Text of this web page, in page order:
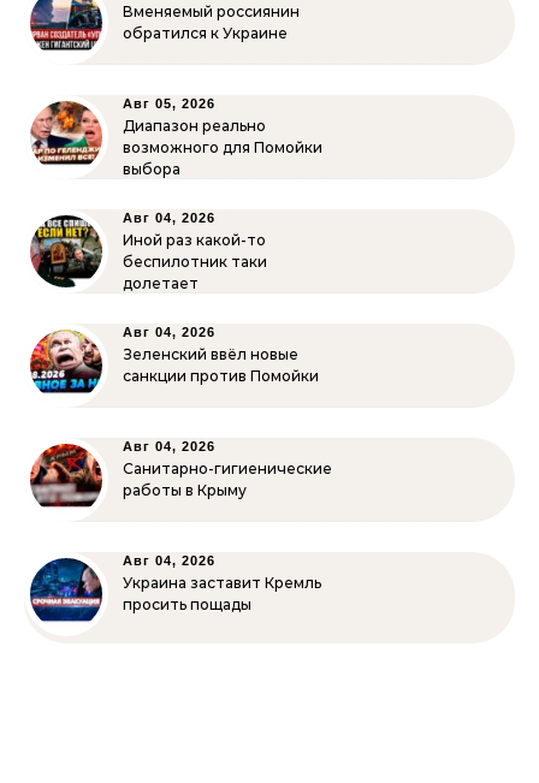
Вменяемый россиянин
обратился к Украине
Авг 05, 2026
Диапазон реально
возможного для Помойки
выбора
Авг 04, 2026
Иной раз какой-то
беспилотник таки
долетает
Авг 04, 2026
Зеленский ввёл новые
санкции против Помойки
Авг 04, 2026
Санитарно-гигиенические
работы в Крыму
Авг 04, 2026
Украина заставит Кремль
просить пощады